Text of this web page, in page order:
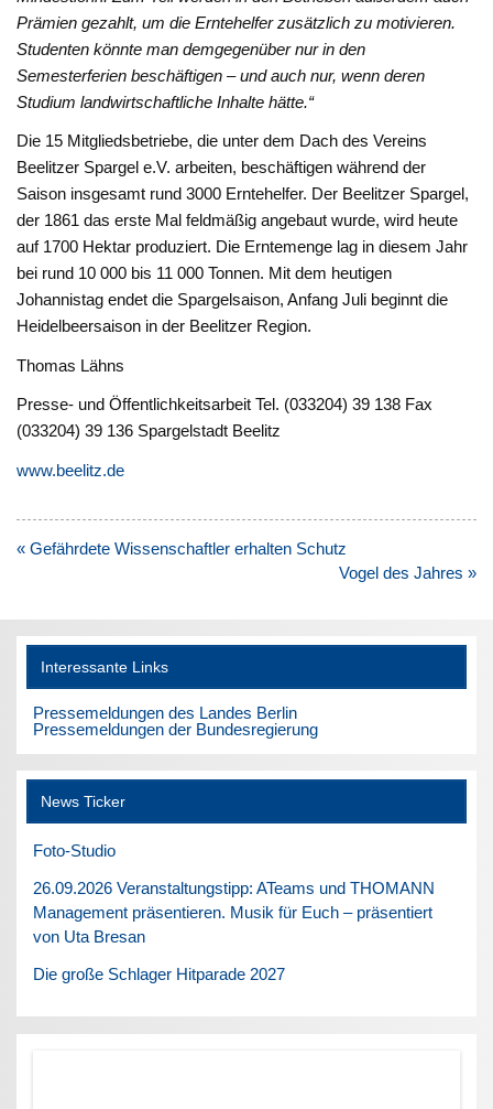
Prämien gezahlt, um die Erntehelfer zusätzlich zu motivieren.
Studenten könnte man demgegenüber nur in den
Semesterferien beschäftigen – und auch nur, wenn deren
Studium landwirtschaftliche Inhalte hätte.“
Die 15 Mitgliedsbetriebe, die unter dem Dach des Vereins
Beelitzer Spargel e.V. arbeiten, beschäftigen während der
Saison insgesamt rund 3000 Erntehelfer. Der Beelitzer Spargel,
der 1861 das erste Mal feldmäßig angebaut wurde, wird heute
auf 1700 Hektar produziert. Die Erntemenge lag in diesem Jahr
bei rund 10 000 bis 11 000 Tonnen. Mit dem heutigen
Johannistag endet die Spargelsaison, Anfang Juli beginnt die
Heidelbeersaison in der Beelitzer Region.
Thomas Lähns
Presse- und Öffentlichkeitsarbeit Tel. (033204) 39 138 Fax
(033204) 39 136 Spargelstadt Beelitz
www.beelitz.de
Beitragsnavigation
« Gefährdete Wissenschaftler erhalten Schutz
Vogel des Jahres »
Interessante Links
Pressemeldungen des Landes Berlin
Pressemeldungen der Bundesregierung
News Ticker
Foto-Studio
26.09.2026 Veranstaltungstipp: ATeams und THOMANN
Management präsentieren. Musik für Euch – präsentiert
von Uta Bresan
Die große Schlager Hitparade 2027